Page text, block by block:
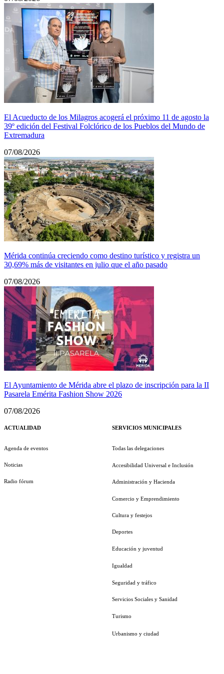
El Acueducto de los Milagros acogerá el próximo 11 de agosto la
39º edición del Festival Folclórico de los Pueblos del Mundo de
Extremadura
07/08/2026
Mérida continúa creciendo como destino turístico y registra un
30,69% más de visitantes en julio que el año pasado
07/08/2026
El Ayuntamiento de Mérida abre el plazo de inscripción para la II
Pasarela Emérita Fashion Show 2026
07/08/2026
ACTUALIDAD
Agenda de eventos
Noticias
Radio fórum
SERVICIOS MUNICIPALES
Todas las delegaciones
Accesibilidad Universal e Inclusión
Administración y Hacienda
Comercio y Emprendimiento
Cultura y festejos
Deportes
Educación y juventud
Igualdad
Seguridad y tráfico
Servicios Sociales y Sanidad
Turismo
Urbanismo y ciudad